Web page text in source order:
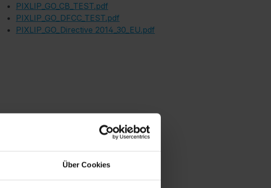
Über Cookies
PIXLIP_GO_CB_TEST.pdf
PIXLIP_GO_DFCC_TEST.pdf
PIXLIP_GO_Directive 2014_30_EU.pdf